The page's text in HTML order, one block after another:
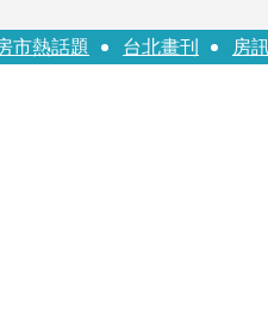
為何不提告？ 高嘉瑜籲完整
市熱話題 台北畫刊 房